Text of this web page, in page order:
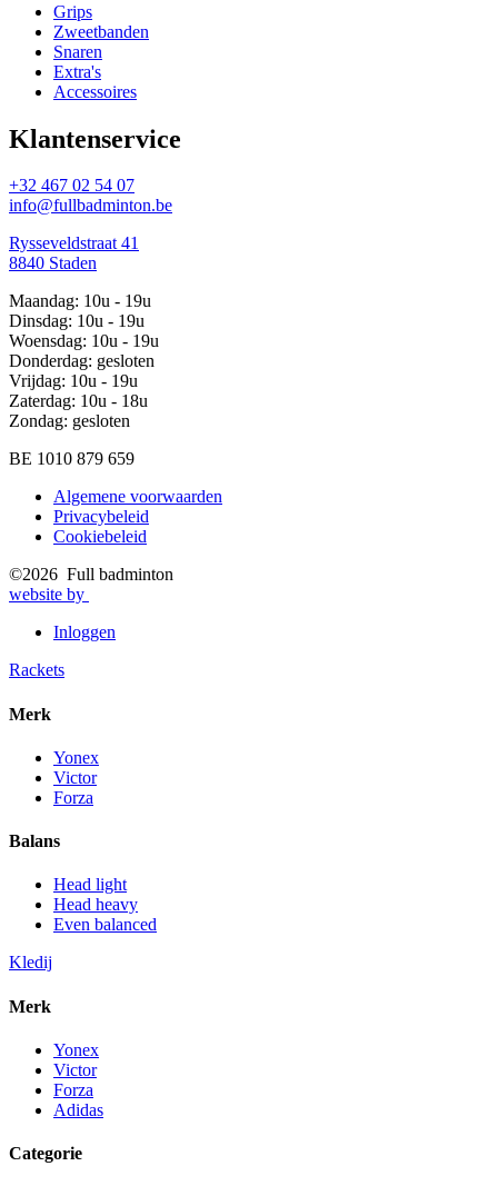
Grips
Zweetbanden
Snaren
Extra's
Accessoires
Klantenservice
+32 467 02 54 07
info@fullbadminton.be
Rysseveldstraat 41
8840 Staden
Maandag: 10u - 19u
Dinsdag: 10u - 19u
Woensdag: 10u - 19u
Donderdag: gesloten
Vrijdag: 10u - 19u
Zaterdag: 10u - 18u
Zondag: gesloten
BE 1010 879 659
Footer
Algemene voorwaarden
Privacybeleid
Cookiebeleid
©2026 Full badminton
website by
User
menu
Inloggen
Rackets
Merk
Yonex
Victor
Forza
Balans
Head light
Head heavy
Even balanced
Kledij
Merk
Yonex
Victor
Forza
Adidas
Categorie